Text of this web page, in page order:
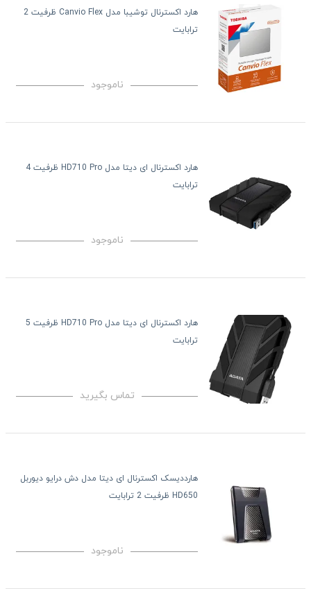
هارد اکسترنال توشیبا مدل Canvio Flex ظرفیت 2
ترابایت
ناموجود
هارد اکسترنال ای دیتا مدل HD710 Pro ظرفیت 4
ترابایت
ناموجود
هارد اکسترنال ای دیتا مدل HD710 Pro ظرفیت 5
ترابایت
تماس بگیرید
هارددیسک اکسترنال ای دیتا مدل دش درایو دیوربل
HD650 ظرفیت 2 ترابایت
ناموجود